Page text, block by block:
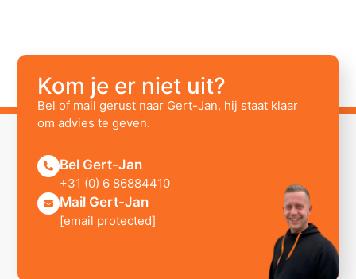
Kom je er niet uit?
Bel of mail gerust naar Gert-Jan, hij staat klaar
om advies te geven.
Bel Gert-Jan
+31 (0) 6 86884410
Mail Gert-Jan
[email protected]